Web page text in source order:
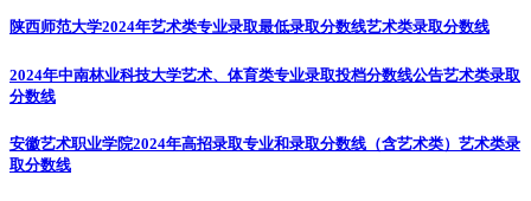
陕西师范大学2024年艺术类专业录取最低录取分数线艺术类录取分数线
2024年中南林业科技大学艺术、体育类专业录取投档分数线公告艺术类录取
分数线
安徽艺术职业学院2024年高招录取专业和录取分数线（含艺术类） 艺术类录
取分数线